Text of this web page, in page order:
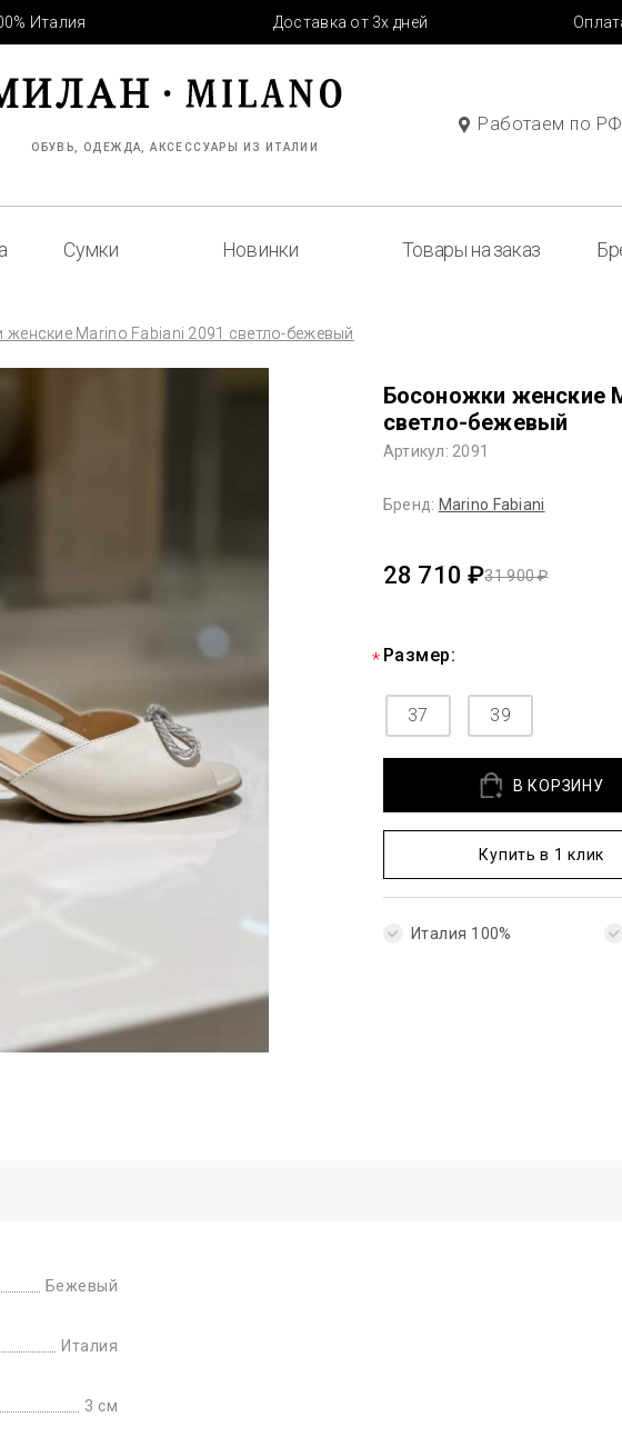
Италия Доставка от 3х дней
ОБУВЬ, ОДЕЖДА, АКСЕССУАРЫ ИЗ ИТАЛИИ
Работаем по РФ
Сумки Новинки Товары на заказ
Marino Fabiani 2091 светло-бежевый
Босоножки женские
светло-бежевый
Артикул: 2091
Бренд: Marino Fabiani
31 900 ₽
28 710 ₽
Размер:
37 39
В КОРЗИНУ
Купить в 1 клик
Италия 100%
Бежевый
Италия
3 см